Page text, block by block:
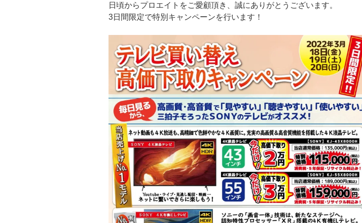
日頃からプロエイトをご愛顧頂き、誠にありがとうございます。
3日間限定で特別キャンペーンを行います！